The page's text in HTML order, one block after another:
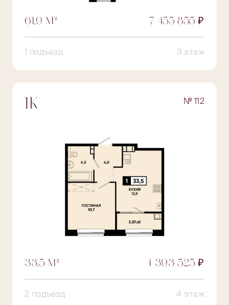
61,9 М² 7 455 855 ₽
1 подъезд 3 этаж
1К № 112
33,5 М² 4 393 525 ₽
2 подъезд 4 этаж